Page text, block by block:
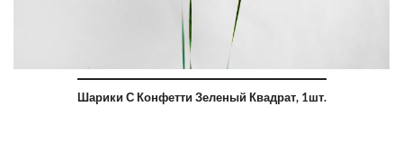
Шарики С Конфетти Зеленый Квадрат, 1шт.